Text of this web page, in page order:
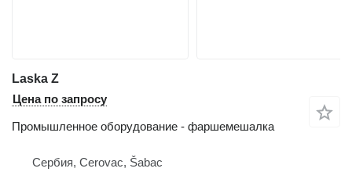
Laska Z
Цена по запросу
Промышленное оборудование - фаршемешалка
Сербия, Cerovac, Šabac